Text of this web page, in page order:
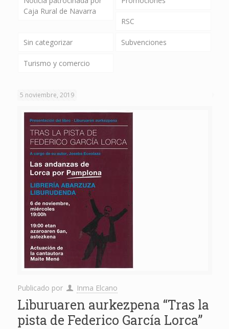
Caja Rural de Navarra
RSC
Sin categorizar Subvenciones
Turismo y comercio
5 noviembre, 2019
Publicado por Inma Elcano
Liburuaren aurkezpena “Tras la
pista de Federico García Lorca”